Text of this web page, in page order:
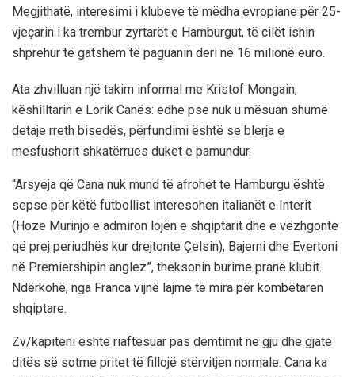
Megjithatë, interesimi i klubeve të mëdha evropiane për 25-
vjeçarin i ka trembur zyrtarët e Hamburgut, të cilët ishin
shprehur të gatshëm të paguanin deri në 16 milionë euro.
Ata zhvilluan një takim informal me Kristof Mongain,
këshilltarin e Lorik Canës: edhe pse nuk u mësuan shumë
detaje rreth bisedës, përfundimi është se blerja e
mesfushorit shkatërrues duket e pamundur.
“Arsyeja që Cana nuk mund të afrohet te Hamburgu është
sepse për këtë futbollist interesohen italianët e Interit
(Hoze Murinjo e admiron lojën e shqiptarit dhe e vëzhgonte
që prej periudhës kur drejtonte Çelsin), Bajerni dhe Evertoni
në Premiershipin anglez”, theksonin burime pranë klubit.
Ndërkohë, nga Franca vijnë lajme të mira për kombëtaren
shqiptare.
Zv/kapiteni është riaftësuar pas dëmtimit në gju dhe gjatë
ditës së sotme pritet të fillojë stërvitjen normale. Cana ka